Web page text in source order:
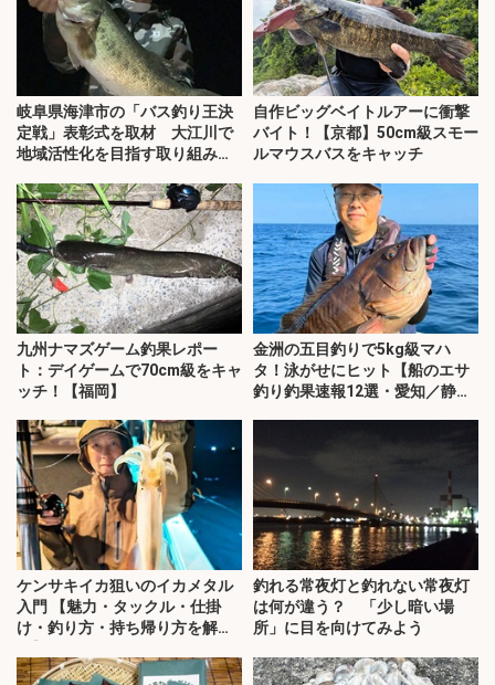
岐阜県海津市の「バス釣り王決
定戦」表彰式を取材 大江川で
地域活性化を目指す取り組みと
自作ビッグベイトルアーに衝撃
バイト！【京都】50cm級スモー
ルマウスバスをキャッチ
九州ナマズゲーム釣果レポー
ト：デイゲームで70cm級をキャ
ッチ！【福岡】
金洲の五目釣りで5kg級マハ
タ！泳がせにヒット【船のエサ
釣り釣果速報12選・愛知／静
ケンサキイカ狙いのイカメタル
入門 【魅力・タックル・仕掛
け・釣り方・持ち帰り方を解
釣れる常夜灯と釣れない常夜灯
は何が違う？ 「少し暗い場
所」に目を向けてみよう